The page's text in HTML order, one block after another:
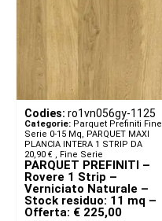
Codies: ro1vn056gy-1125
Categorie: Parquet Prefiniti Fine
Serie 0-15 Mq, PARQUET MAXI
PLANCIA INTERA 1 STRIP DA
20,90 € ​ , Fine Serie
PARQUET PREFINITI –
Rovere 1 Strip –
Verniciato Naturale –
Stock residuo: 11 mq –
Offerta: € 225,00